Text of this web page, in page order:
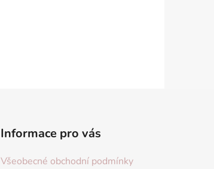
Informace pro vás
Všeobecné obchodní podmínky